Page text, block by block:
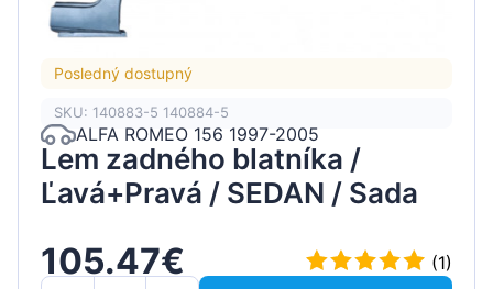
Posledný dostupný
SKU: 140883-5 140884-5
ALFA ROMEO 156 1997-2005
Lem zadného blatníka /
Ľavá+Pravá / SEDAN / Sada
105.47€
(1)